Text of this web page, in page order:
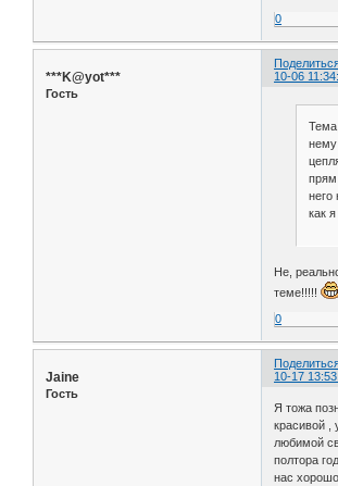
0
10-06
***K@yot***
Гость
нему
прям
как
Не,
теме!!!!!
0
10-17
Jaine
Гость
Я тожа
красивой ,
любимой
полтора
нас